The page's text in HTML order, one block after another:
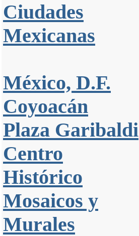
Ciudades
Mexicanas
México, D.F.
Coyoacán
Plaza Garibaldi
Centro
Histórico
Mosaicos y
Murales